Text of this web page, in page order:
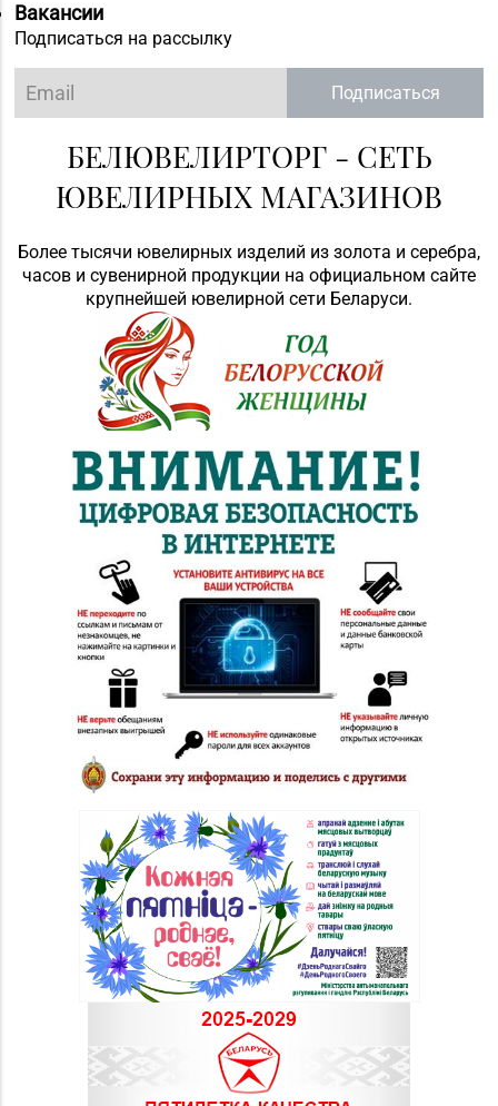
Вакансии
Подписаться на рассылку
Подписаться
БЕЛЮВЕЛИРТОРГ - СЕТЬ
ЮВЕЛИРНЫХ МАГАЗИНОВ
Более тысячи ювелирных изделий из золота и серебра,
часов и сувенирной продукции на официальном сайте
крупнейшей ювелирной сети Беларуси.